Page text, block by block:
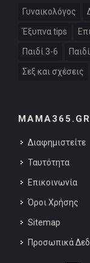
Γυναικολόγος
Έξυπνα tips
Παιδί 3-6
Σεξ και σχέσεις
MAMA365.GR
Διαφημιστείτε
Ταυτότητα
Επικοινωνία
Όροι Χρήσης
Sitemap
Προσωπικά